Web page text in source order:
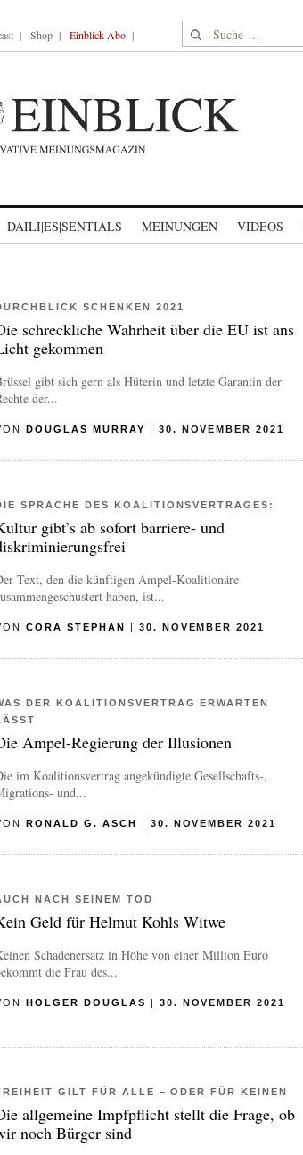
Shop Einblick-Abo Suche nach:
DAILI|ES|SENTIALS MEINUNGEN VIDEOS
SCHENKEN 2021
schreckliche Wahrheit über die EU ist ans
gekommen
gibt sich gern als Hüterin und letzte Garantin der
der...
DOUGLAS MURRAY | 30. NOVEMBER 2021
SPRACHE DES KOALITIONSVERTRAGES:
gibt’s ab sofort barriere- und
Text, den die künftigen Ampel-Koalitionäre
haben, ist...
CORA STEPHAN | 30. NOVEMBER 2021
DER KOALITIONSVERTRAG ERWARTEN
Ampel-Regierung der Illusionen
im Koalitionsvertrag angekündigte Gesellschafts-,
und...
RONALD G. ASCH | 30. NOVEMBER 2021
NACH SEINEM TOD
Geld für Helmut Kohls Witwe
Schadenersatz in Höhe von einer Million Euro
die Frau des...
HOLGER DOUGLAS | 30. NOVEMBER 2021
GILT FÜR ALLE – ODER FÜR KEINEN
allgemeine Impfpflicht stellt die Frage, ob
noch Bürger sind